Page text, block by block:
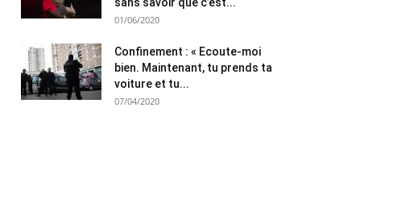
01/06/2020
Confinement : « Ecoute-moi
bien. Maintenant, tu prends ta
voiture et tu...
07/04/2020